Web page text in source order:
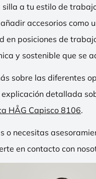
a tu estilo de
accesorios como
en posiciones de
y sostenible que se
sobre las diferentes
detallada
HÅG Capisco 8106.
o necesitas
en contacto con